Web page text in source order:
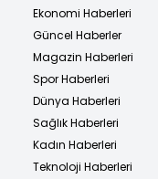
Ekonomi Haberleri
Güncel Haberler
Magazin Haberleri
Spor Haberleri
Dünya Haberleri
Sağlık Haberleri
Kadın Haberleri
Teknoloji Haberleri